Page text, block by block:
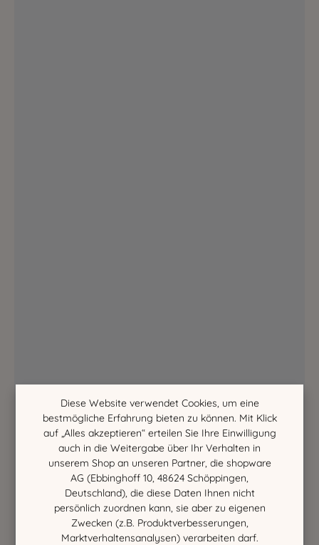
Diese Website verwendet Cookies, um eine
bestmögliche Erfahrung bieten zu können. Mit Klick
auf „Alles akzeptieren“ erteilen Sie Ihre Einwilligung
auch in die Weitergabe über Ihr Verhalten in
unserem Shop an unseren Partner, die shopware
AG (Ebbinghoff 10, 48624 Schöppingen,
Deutschland), die diese Daten Ihnen nicht
persönlich zuordnen kann, sie aber zu eigenen
Zwecken (z.B. Produktverbesserungen,
Marktverhaltensanalysen) verarbeiten darf.